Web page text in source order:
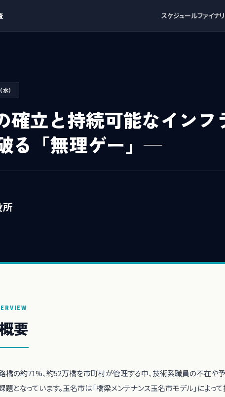
スケジュールファイナ
）
確立と持続可能なイン
る「無理ゲー」─
所
要
橋の約71%、約52万橋を市町村が管理する中、技術系職員の不在や
題となっています。玉名市は「橋梁メンテナンス玉名市モデル」によ